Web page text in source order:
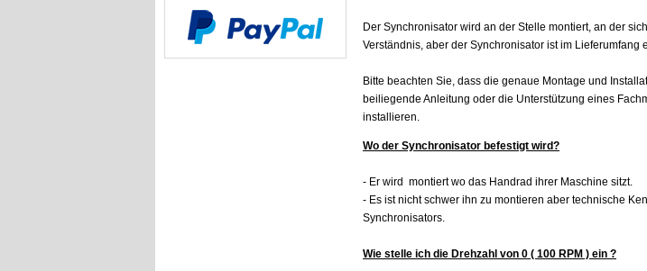
Der Synchronisator wird an der Stelle montiert, an der
Verständnis, aber der Synchronisator ist im
Bitte beachten Sie, dass die genaue Montage und
beiliegende Anleitung oder die Unterstützung eines
installieren.
Wo der Synchronisator befestigt wird?
- Er wird montiert wo das Handrad ihrer Maschine sitzt.
- Es ist nicht schwer ihn zu montieren aber technische
Synchronisators.
Wie stelle ich die Drehzahl von 0 ( 100 RPM ) ein ?